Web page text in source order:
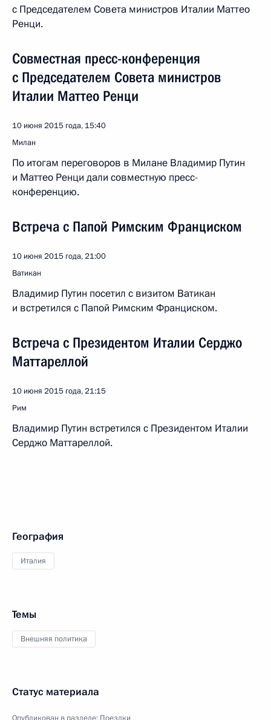
с Председателем Совета министров Италии Маттео
Ренци.
Совместная пресс-конференция
с Председателем Совета министров
Италии Маттео Ренци
10 июня 2015 года, 15:40
Милан
По итогам переговоров в Милане Владимир Путин
и Маттео Ренци дали совместную пресс-
конференцию.
Встреча с Папой Римским Франциском
10 июня 2015 года, 21:00
Ватикан
Владимир Путин посетил с визитом Ватикан
и встретился с Папой Римским Франциском.
Встреча с Президентом Италии Серджо
Маттареллой
10 июня 2015 года, 21:15
Рим
Владимир Путин встретился с Президентом Италии
Серджо Маттареллой.
География
Италия
Темы
Внешняя политика
Статус материала